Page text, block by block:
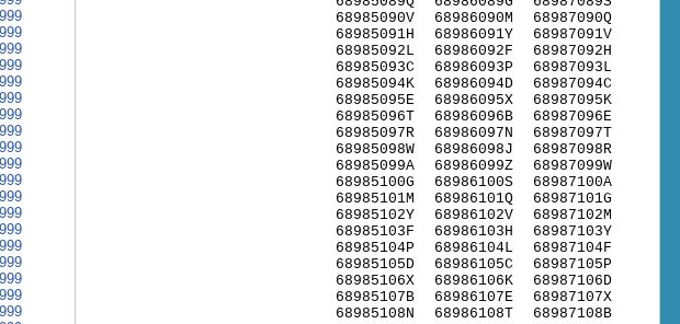
68985090V
68985091H
68985092L
68985093C
68985094K
68985095E
68985096T
68985097R
68985098W
68985099A
68985100G
68985101M
68985102Y
68985103F
68985104P
68985105D
68985106X
68985107B
68985108N
68986090M
68986091Y
68986092F
68986093P
68986094D
68986095X
68986096B
68986097N
68986098J
68986099Z
68986100S
68986101Q
68986102V
68986103H
68986104L
68986105C
68986106K
68986107E
68986108T
68987090Q
68987091V
68987092H
68987093L
68987094C
68987095K
68987096E
68987097T
68987098R
68987099W
68987100A
68987101G
68987102M
68987103Y
68987104F
68987105P
68987106D
68987107X
68987108B